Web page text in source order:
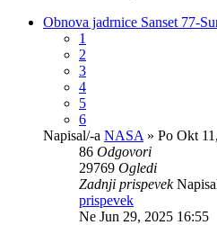
Obnova jadrnice Sanset 77-
1
2
3
4
5
6
Napisal/-a NASA » Po Okt
86 Odgovori
29769 Ogledi
Zadnji prispevek
prispevek
Ne Jun 29, 2025 16:55